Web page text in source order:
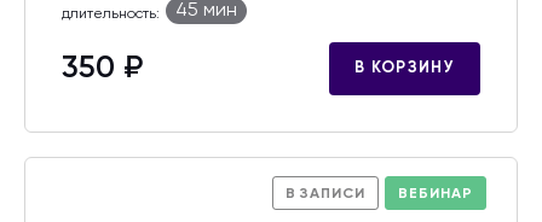
длительность: 45 мин
350 ₽ В КОРЗИНУ
В ЗАПИСИ ВЕБИНАР